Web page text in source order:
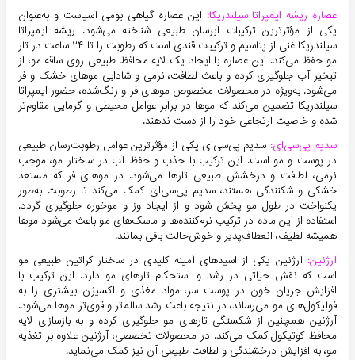
عصاره ریشه ایمپراتا سیلندریکا: این عصاره گیاهی بومی آسیاست و به‌عنوان
یکی از مؤثرترین ترکیبات آبرسان طبیعی شناخته می‌شود. ریشه ایمپراتا
سیلندریکا غنی از پتاسیم و ترکیبات قندی است که رطوبت را تا ۲۴ ساعت در تار
مو حفظ می‌کند. این عصاره با ایجاد یک لایه محافظ طبیعی روی ساقه مو، از
تبخیر آب جلوگیری کرده و باعث لطافت، نرمی و شادابی موهای خشک و فر
می‌شود. به‌ویژه در محصولات مخصوص موهای فر و رنگ‌شده، حضور ایمپراتا
سیلندریکا تضمین می‌کند که موها در برابر عوامل محیطی و گرمایی مقاوم‌تر
شده و خاصیت ارتجاعی خود را از دست ندهند.
سدیم پی‌سی‌ای: سدیم پی‌سی‌ای یکی از مؤثرترین عوامل رطوبت‌رسان طبیعی
در پوست و مو است. این ترکیب با جذب و حفظ آب در ساختار مو، موجب
نرمی، لطافت و درخشش طبیعی تارها می‌شود. در موهای فر که مستعد
خشکی و شکنندگی هستند، سدیم پی‌سی‌ای کمک می‌کند تا رطوبت به‌طور
یکنواخت در طول مو پخش شود و از ایجاد وز و موخوره جلوگیری گردد.
استفاده از این ماده در ترکیب نرم‌کننده‌ها و ماسک‌های مو باعث می‌شود موها
همیشه لطیف، انعطاف‌پذیر و خوش‌حالت باقی بمانند.
آرژنین: آرژنین یکی از اسیدهای آمینه کلیدی در ساختار کراتین طبیعی مو
است که نقش حیاتی در رشد و استحکام تارهای مو دارد. این ترکیب با
افزایش جریان خون در پوست سر، مواد مغذی و اکسیژن بیشتری را به
فولیکول‌های مو می‌رساند، در نتیجه باعث رشد سالم‌تر و قوی‌تر موها می‌شود.
آرژنین همچنین از شکستگی تارهای مو جلوگیری کرده و به بازسازی لایه
محافظ کوتیکول کمک می‌کند. در محصولات تخصصی، آرژنین علاوه بر تغذیه
مو، به افزایش درخشندگی و لطافت طبیعی آن نیز کمک می‌نماید.